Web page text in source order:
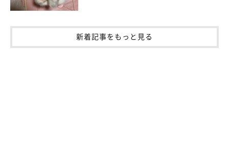
新着記事をもっと見る